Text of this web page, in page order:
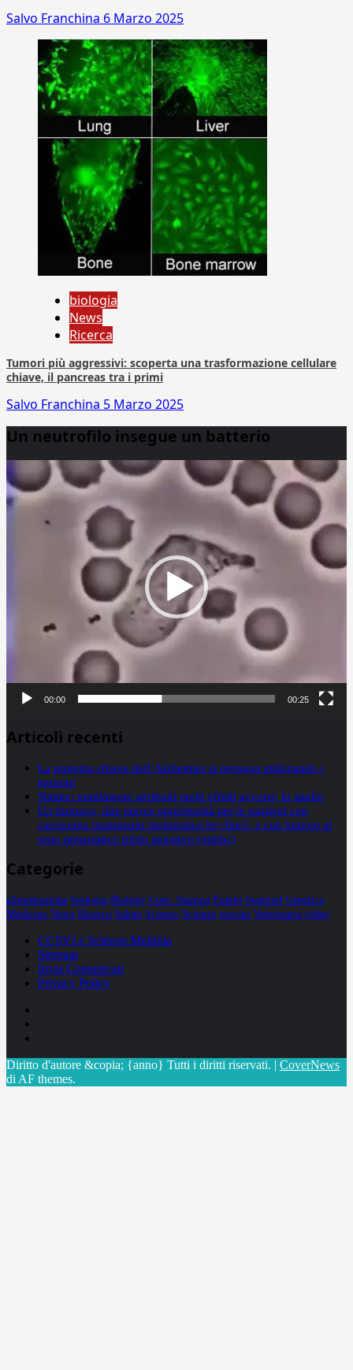
Salvo Franchina 6 Marzo 2025
biologia
News
Ricerca
Tumori più aggressivi: scoperta una trasformazione cellulare
chiave, il pancreas tra i primi
Salvo Franchina 5 Marzo 2025
Un neutrofilo insegue un batterio
Player
00:00 00:25
Articoli recenti
La proteina chiave dell’Alzheimer si propaga utilizzando i
neuroni
Statine: inutilmente attribuiti molti effetti avversi, lo studio
Un farmaco, due nuove opportunità per le pazienti con
carcinoma mammario metastatico hr+/her2- e con tumore al
seno metastatico triplo negativo (mtnbc)
Categorie
alimentazione biologia Biology Com. Stampa Epatiti featured Genetica
Medicina News Ricerca Salute Science Scienza vaccini Veterinaria video
CCSVI e Sclerosi Multipla
Sitemap
Invia Comunicati
Privacy Policy
Diritto d'autore &copia; {anno} Tutti i diritti riservati. | CoverNews
di AF themes.